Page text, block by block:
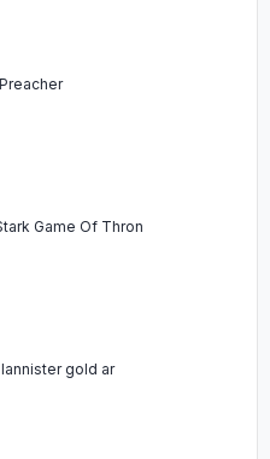
Game Of Thron
gold ar